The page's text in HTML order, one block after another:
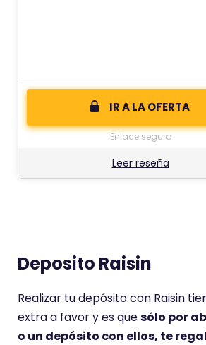
IR A LA OFERTA
Enlace seguro
Leer reseña
Deposito Raisin
Realizar tu depósito con Raisin
extra a favor y es quesólo por
o un depósito con ellos, te